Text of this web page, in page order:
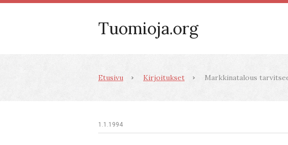
Tuomioja.org
Etusivu Kirjoitukset Markkinatalous
1.1.1994